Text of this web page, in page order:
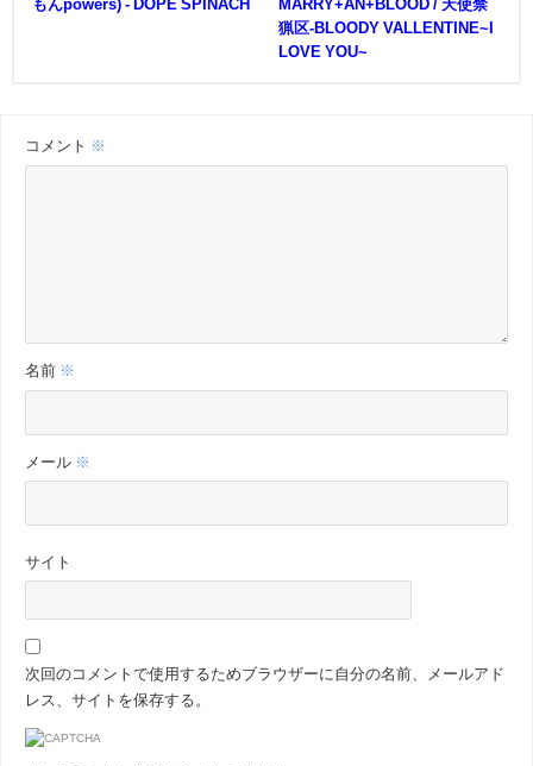
もんpowers) - DOPE SPINACH
MARRY+AN+BLOOD / 天使禁
猟区-BLOODY VALLENTINE~I
LOVE YOU~
コメント ※
名前 ※
メール ※
サイト
次回のコメントで使用するためブラウザーに自分の名前、メールアド
レス、サイトを保存する。